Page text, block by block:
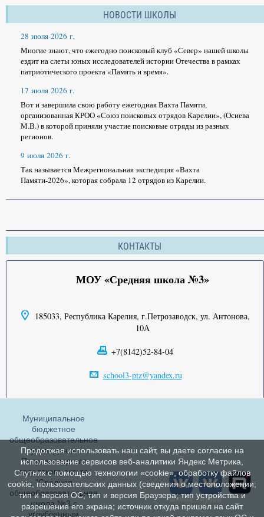
НОВОСТИ ШКОЛЫ
28 июля 2026 г.
Многие знают, что ежегодно поисковый клуб «Север» нашей школы
ездит на слеты юных исследователей истории Отечества в рамках
патриотического проекта «Память и время».
17 июля 2026 г.
Вот и завершила свою работу ежегодная Вахта Памяти,
организованная КРОО «Союз поисковых отрядов Карелии», (Осиева
М.В.) в которой приняли участие поисковые отряды из разных
регионов.
9 июля 2026 г.
Так называется Межрегиональная экспедиция «Вахта
Памяти-2026», которая собрала 12 отрядов из Карелии.
КОНТАКТЫ
МОУ «Средняя школа №3»
185033, Республика Карелия, г.Петрозаводск, ул. Антонова,
10А
+7(8142)52-84-04
school3-ptz@yandex.ru
Муниципальное
бюджетное
общеобразовательное
учреждение
Петрозаводского
городского округа
"Средняя
общеобразовательная
школа №3 с
углубленным
Продолжая использовать наш сайт, вы даете согласие на
использование сервисов веб-аналитики Яндекс Метрика,
Спутник с помощью технологии «cookie», обработку файлов
cookie, пользовательских данных (сведения о местоположении;
тип и версия ОС; тип и версия Браузера; тип устройства и
разрешение его экрана; источник откуда пришел на сайт